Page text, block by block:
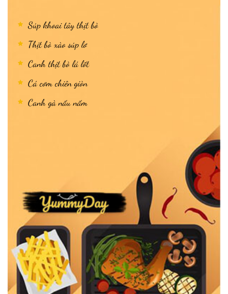
Súp khoai tây thịt bò
Thịt bò xào súp lơ
Canh thịt bò lá lốt
Cá cơm chiên giòn
Canh gà nấu nấm